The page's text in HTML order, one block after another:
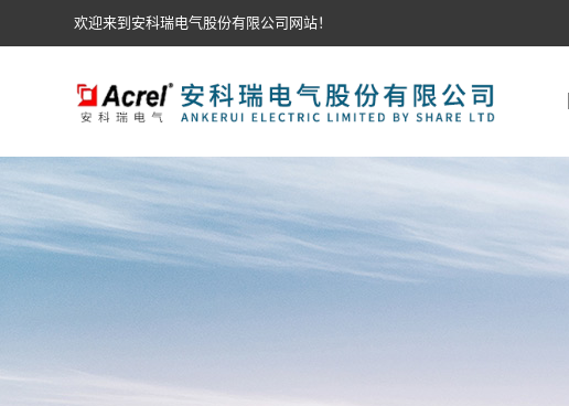
欢迎来到安科瑞电气股份有限公司网站！